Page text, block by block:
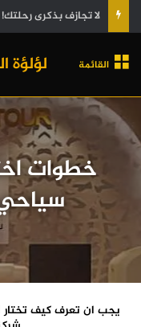
من المطار إلى المطار:
لؤلؤة القائمة
خطوات
يجب ان تعرف كيف